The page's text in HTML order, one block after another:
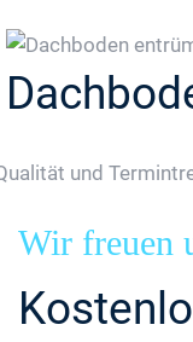
und
Wir freuen